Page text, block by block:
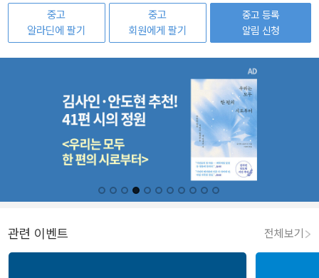
중고
알라딘에 팔기
중고
회원에게 팔기
중고 등록
알림 신청
관련 이벤트 전체보기